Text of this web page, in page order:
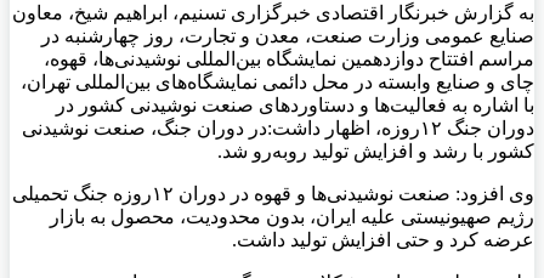
به گزارش خبرنگار اقتصادی خبرگزاری تسنیم، ابراهیم شیخ، معاون
صنایع عمومی وزارت صنعت، معدن و تجارت، روز چهارشنبه در
مراسم افتتاح دوازدهمین نمایشگاه بین‌المللی نوشیدنی‌ها، قهوه،
چای و صنایع وابسته در محل دائمی نمایشگاه‌های بین‌المللی تهران،
با اشاره به فعالیت‌ها و دستاوردهای صنعت نوشیدنی کشور در
دوران جنگ ۱۲روزه، اظهار داشت:در دوران جنگ، صنعت نوشیدنی
کشور با رشد و افزایش تولید روبه‌رو شد.
وی افزود: صنعت نوشیدنی‌ها و قهوه در دوران ۱۲روزه جنگ تحمیلی
رژیم صهیونیستی علیه ایران، بدون محدودیت، محصول به بازار
عرضه کرد و حتی افزایش تولید داشت.